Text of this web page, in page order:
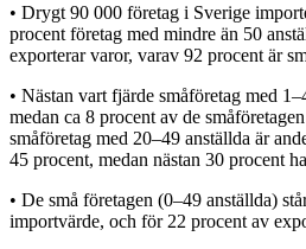
• Drygt 90 000 företag i Sverige
procent företag med mindre än 50
exporterar varor, varav 92 procent är
• Nästan vart fjärde småföretag med
medan ca 8 procent av de
småföretag med 20–49 anställda är
45 procent, medan nästan 30 procent
• De små företagen (0–49 anställda)
importvärde, och för 22 procent av